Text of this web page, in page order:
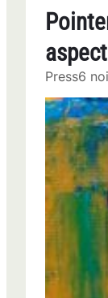
Press6